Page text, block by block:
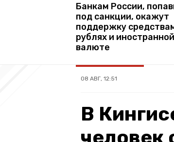
Банкам России,
под санкции, окажут
поддержку
рублях и иностранной
валюте
08 АВГ, 12:51
В
человек